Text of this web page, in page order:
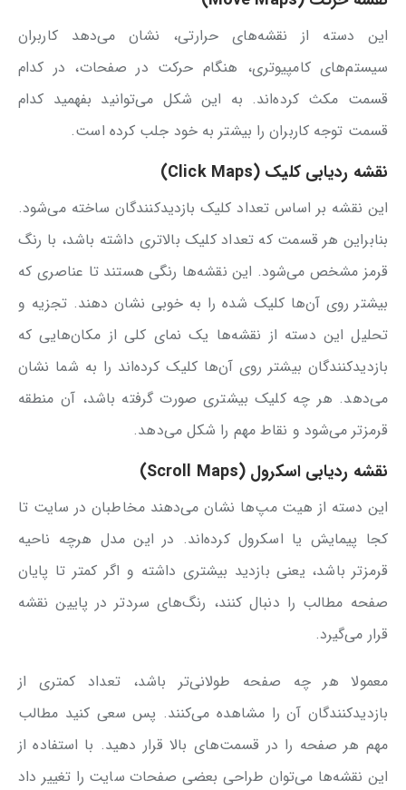
این دسته از نقشه‌های حرارتی، نشان می‌دهد کاربران
سیستم‌های کامپیوتری، هنگام حرکت در صفحات، در کدام
قسمت مکث کرده‌اند. به این شکل می‌توانید بفهمید کدام
قسمت توجه کاربران را بیشتر به خود جلب کرده است.
نقشه ردیابی کلیک (Click Maps)
این نقشه بر اساس تعداد کلیک بازدیدکنندگان ساخته می‌شود.
بنابراین هر قسمت که تعداد کلیک بالاتری داشته باشد، با رنگ
قرمز مشخص می‌شود. این نقشه‌ها رنگی هستند تا عناصری که
بیشتر روی آن‌ها کلیک شده را به خوبی نشان دهند. تجزیه و
تحلیل این دسته از نقشه‌ها یک نمای کلی از مکان‌هایی که
بازدیدکنندگان بیشتر روی آن‌ها کلیک کرده‌اند را به شما نشان
می‌دهد. هر چه کلیک بیشتری صورت گرفته باشد، آن منطقه
قرمزتر می‌شود و نقاط مهم را شکل می‌دهد.
نقشه ردیابی اسکرول (Scroll Maps)
این دسته از هیت مپ‌ها نشان می‌دهند مخاطبان در سایت تا
کجا پیمایش یا اسکرول کرده‌اند. در این مدل هرچه ناحیه
قرمزتر باشد، یعنی بازدید بیشتری داشته و اگر کمتر تا پایان
صفحه مطالب را دنبال کنند، رنگ‌های سردتر در پایین نقشه
قرار می‌گیرد.
معمولا هر چه صفحه طولانی‌تر باشد، تعداد کمتری از
بازدیدکنندگان آن را مشاهده می‌کنند. پس سعی کنید مطالب
مهم هر صفحه را در قسمت‌های بالا قرار دهید. با استفاده از
این نقشه‌ها می‌توان طراحی بعضی صفحات سایت را تغییر داد